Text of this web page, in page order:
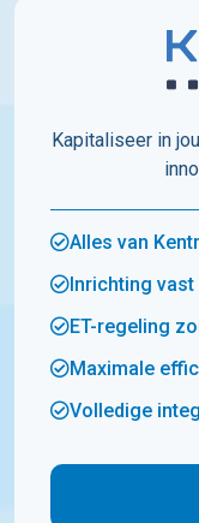
Kapitaliseer in
Alles van
Inrichting
ET-regeling
Maximale
Volledige